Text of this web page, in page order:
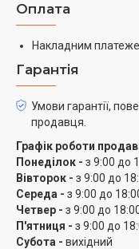
Оплата
Накладним
Гарантія
Умови гарантії,
продавця.
Графік роботи
Понеділок - з 9:00 до
Вівторок - з 9:00 до
Середа - з 9:00 до
Четвер - з 9:00 до
П'ятниця - з 9:00 до
Субота - вихідний